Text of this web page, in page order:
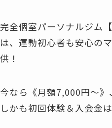
完全個室パーソナルジム
は、運動初心者も安心の
供！
今なら《月額7,000円～》、
しかも初回体験＆入会金